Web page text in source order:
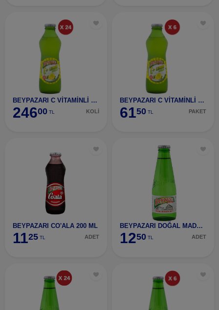
BEYPAZARI C VİTAMİNLİ LİMON 24 ADET
24600 TL KOLİ
BEYPAZARI C VİTAMİNLİ LİMON 6 ADET
6150 TL PAKET
BEYPAZARI CO'ALA 200 ML
1125 TL ADET
BEYPAZARI DOĞAL MADEN SUYU
1250 TL ADET